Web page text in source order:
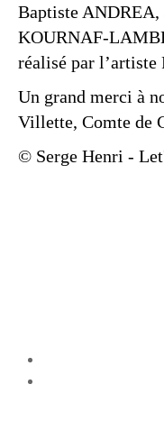
Baptiste
KOURNAF-
réalisé par l’artiste
Un grand merci à
Villette, Comte de
© Serge Henri -